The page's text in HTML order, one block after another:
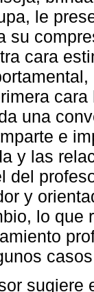
le
su
cara
una
e
y las
del
y
lo que
sugiere